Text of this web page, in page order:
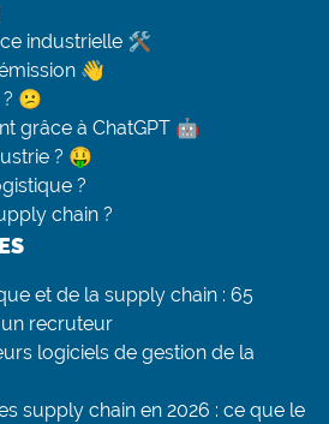
industrielle 🛠
👋
? 😕
grâce à ChatGPT 🤖
? 🤑
?
chain ?
et de la supply chain : 65
recruteur
logiciels de gestion de la
supply chain en 2026 : ce que le